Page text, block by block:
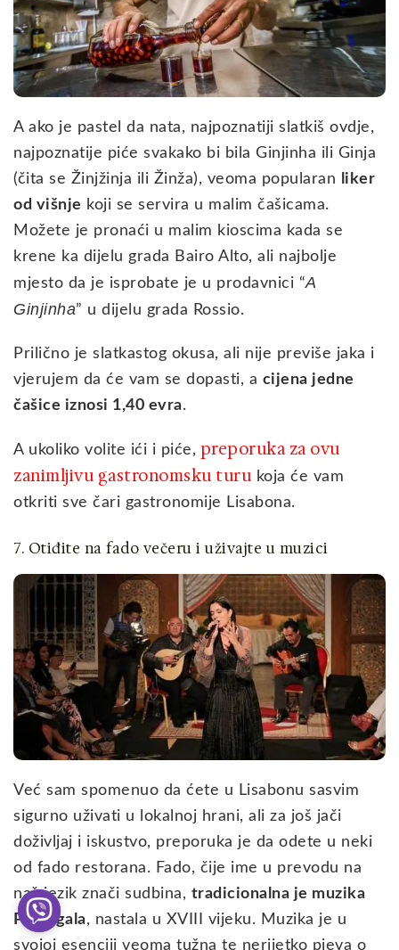
A ako je pastel da nata, najpoznatiji slatkiš ovdje,
najpoznatije piće svakako bi bila Ginjinha ili Ginja
(čita se Žinjžinja ili Žinža), veoma popularan
liker
od višnje koji se servira u malim čašicama.
Možete je pronaći u malim kioscima kada se
krene ka dijelu grada Bairo Alto, ali najbolje
mjesto da je isprobate je u prodavnici “A
Ginjinha” u dijelu grada Rossio.
Prilično je slatkastog okusa, ali nije previše jaka i
vjerujem da će vam se dopasti, a cijena jedne
čašice iznosi 1,40 evra.
A ukoliko volite ići i piće, preporuka za ovu
zanimljivu gastronomsku turu koja će vam
otkriti sve čari gastronomije Lisabona.
7. Otiđite na fado večeru i uživajte u muzici
Već sam spomenuo da ćete u Lisabonu sasvim
sigurno uživati u lokalnoj hrani, ali za još jači
doživljaj i iskustvo, preporuka je da odete u neki
od fado restorana. Fado, čije ime u prevodu na
naš jezik znači sudbina, tradicionalna je muzika
Portugala, nastala u XVIII vijeku. Muzika je u
svojoj esenciji veoma tužna te nerijetko pjeva o